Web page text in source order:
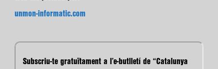
unmon-informatic.com
Subscriu-te gratuïtament a l’e-butlletí de “Catalunya